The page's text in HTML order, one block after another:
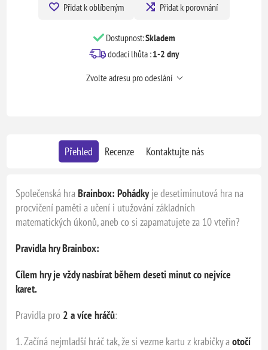
Přidat k oblíbeným Přidat k porovnání
Dostupnost:Skladem
dodací lhůta :1-2 dny
Zvolte adresu pro odeslání
Přehled Recenze Kontaktujte nás
Společenská hraBrainbox: Pohádkyje desetiminutová hra na
procvičení paměti a učení i utužování základních
matematických úkonů, aneb co si zapamatujete za 10 vteřin?
Pravidla hry Brainbox:
Cílem hry je vždy nasbírat během deseti minut co nejvíce
karet.
Pravidla pro 2 a více hráčů:
1. Začíná nejmladší hráč tak, že si vezme kartu z krabičky aotočí